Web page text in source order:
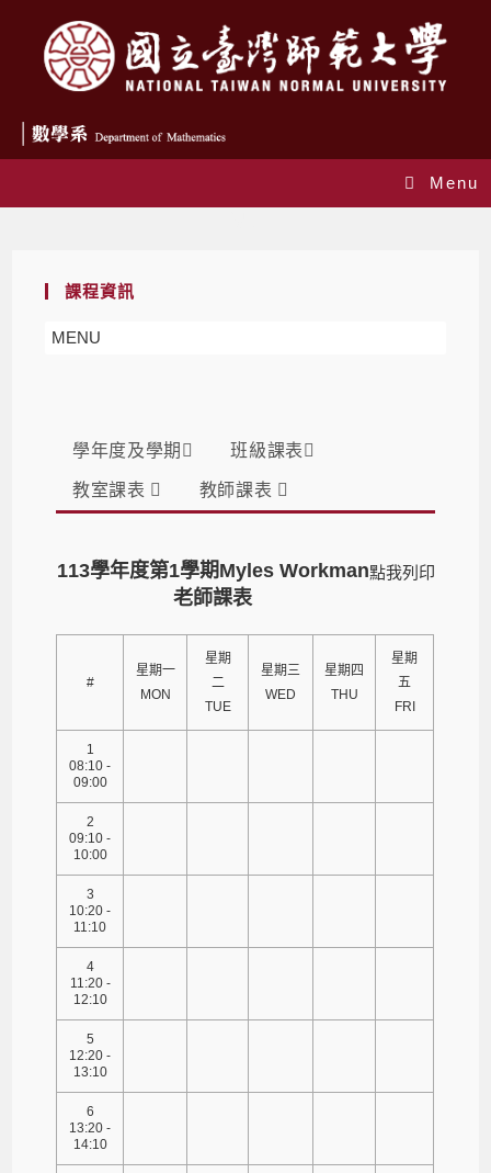
Menu
課程資訊
MENU
學年度及學期 班級課表
教室課表 教師課表
點我列印
113學年度第1學期Myles Workman
老師課表
#
星期一
MON
星期
二
TUE
星期三
WED
星期四
THU
星期
五
FRI
1
08:10 -
09:00
2
09:10 -
10:00
3
10:20 -
11:10
4
11:20 -
12:10
5
12:20 -
13:10
6
13:20 -
14:10